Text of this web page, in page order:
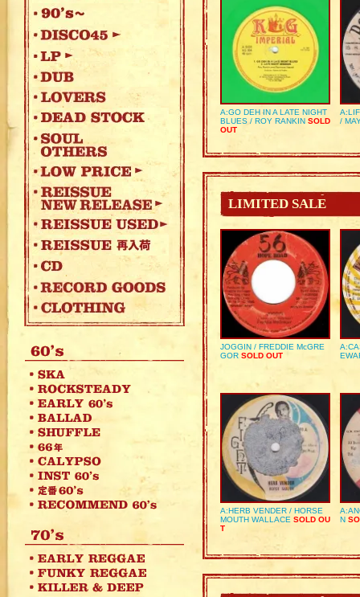
A:GO DEH IN A LATE NIGHT
BLUES / ROY RANKIN SOLD
OUT
/
LIMITED SALE
JOGGIN / FREDDIE McGRE
GOR SOLD OUT
A:HERB VENDER / HORSE
MOUTH WALLACE SOLD OU
T
N